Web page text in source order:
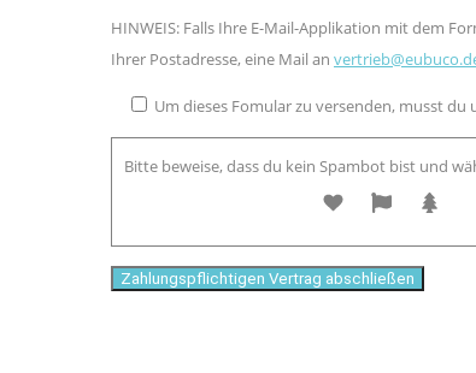
HINWEIS: Falls Ihre E-Mail-Applikation mit dem
Ihrer Postadresse, eine Mail an
Um dieses Fomular zu versenden, musst du
Bitte beweise, dass du kein Spambot bist und